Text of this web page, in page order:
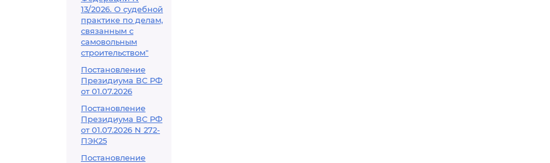
13/2026. О судебной
практике по делам,
связанным с
самовольным
строительством"
Постановление
Президиума ВС РФ
от 01.07.2026
Постановление
Президиума ВС РФ
от 01.07.2026 N 272-
ПЭК25
Постановление